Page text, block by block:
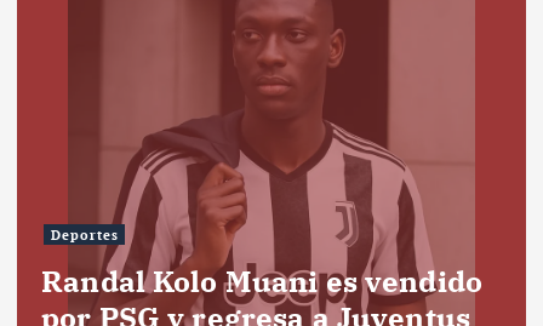
Deportes
Randal Kolo Muani es vendido
por PSG y regresa a Juventus